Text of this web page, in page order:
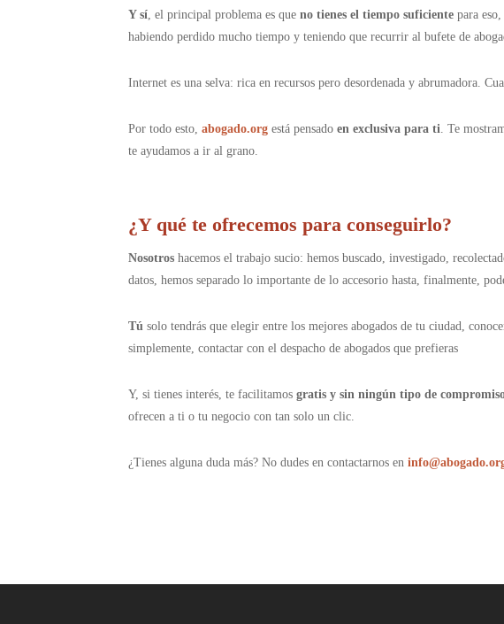
Y sí, el principal problema es queno tienes el tiempo suficiente para
habiendo perdido mucho tiempo y teniendo que recurrir al bufete de
Internet es una selva: rica en recursos pero desordenada y abrumadora.
Por todo esto,abogado.org está pensadoen exclusiva para ti. Te
te ayudamos a ir al grano.
¿Y qué te ofrecemos para conseguirlo?
Nosotros hacemos el trabajo sucio: hemos buscado, investigado,
datos, hemos separado lo importante de lo accesorio hasta, finalmente,
Tú solo tendrás que elegir entre los mejores abogados de tu ciudad,
simplemente, contactar con el despacho de abogados que prefieras
Y, si tienes interés, te facilitamosgratis y sin ningún tipo de
ofrecen a ti o tu negocio con tan solo un clic.
¿Tienes alguna duda más? No dudes en contactarnos eninfo@abogado